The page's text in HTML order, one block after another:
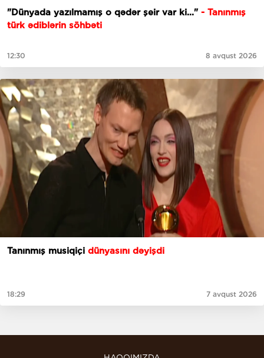
"Dünyada yazılmamış o qədər şeir var ki..." - Tanınmış
türk ədiblərin söhbəti
12:30 8 avqust 2026
Tanınmış musiqiçi dünyasını dəyişdi
18:29 7 avqust 2026